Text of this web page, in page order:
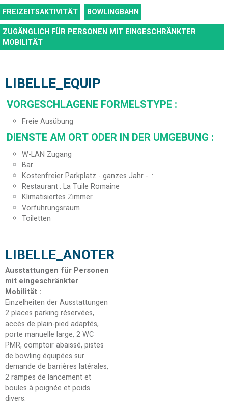
FREIZEITSAKTIVITÄT
BOWLINGBAHN
ZUGÄNGLICH FÜR PERSONEN MIT EINGESCHRÄNKTER
MOBILITÄT
LIBELLE_EQUIP
VORGESCHLAGENE FORMELSTYPE :
Freie Ausübung
DIENSTE AM ORT ODER IN DER UMGEBUNG :
W-LAN Zugang
Bar
Kostenfreier Parkplatz - ganzes Jahr -
Restaurant La Tuile Romaine
Klimatisiertes Zimmer
Vorführungsraum
Toiletten
LIBELLE_ANOTER
Ausstattungen für Personen
mit eingeschränkter
Mobilität :
Einzelheiten der Ausstattungen
2 places parking réservées,
accès de plain-pied adaptés,
porte manuelle large, 2 WC
PMR, comptoir abaissé, pistes
de bowling équipées sur
demande de barrières latérales,
2 rampes de lancement et
boules à poignée et poids
divers